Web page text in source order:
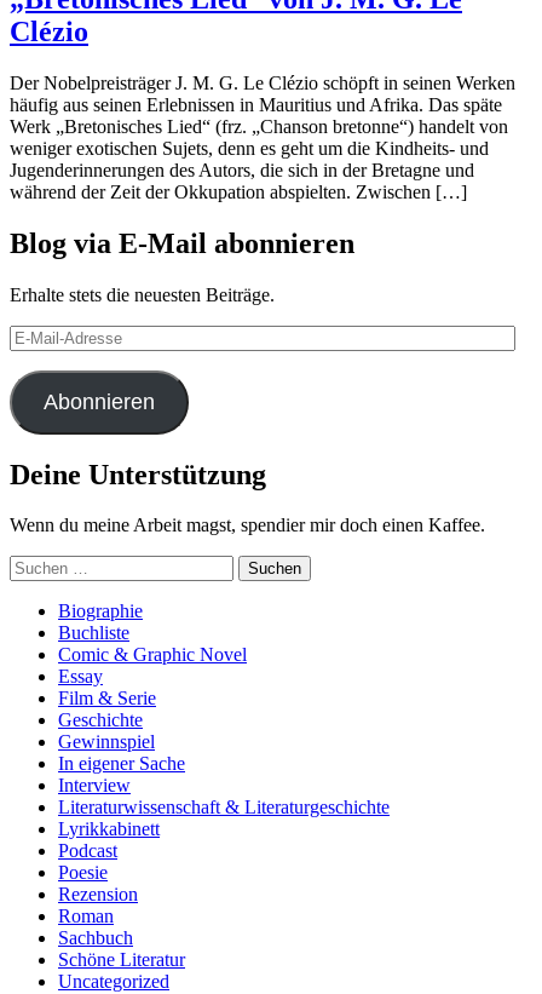
Clézio
Der Nobelpreisträger J. M. G. Le Clézio schöpft in seinen Werken
häufig aus seinen Erlebnissen in Mauritius und Afrika. Das späte
Werk „Bretonisches Lied“ (frz. „Chanson bretonne“) handelt von
weniger exotischen Sujets, denn es geht um die Kindheits- und
Jugenderinnerungen des Autors, die sich in der Bretagne und
während der Zeit der Okkupation abspielten. Zwischen […]
Blog via E-Mail abonnieren
Erhalte stets die neuesten Beiträge.
E-
Mail-
Adresse
Abonnieren
Deine Unterstützung
Wenn du meine Arbeit magst, spendier mir doch einen Kaffee.
Suchen
nach:
Biographie
Buchliste
Comic & Graphic Novel
Essay
Film & Serie
Geschichte
Gewinnspiel
In eigener Sache
Interview
Literaturwissenschaft & Literaturgeschichte
Lyrikkabinett
Podcast
Poesie
Rezension
Roman
Sachbuch
Schöne Literatur
Uncategorized